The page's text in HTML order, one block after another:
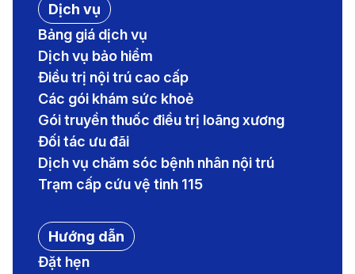
Dịch vụ
Bảng giá dịch vụ
Dịch vụ bảo hiểm
Điều trị nội trú cao cấp
Các gói khám sức khoẻ
Gói truyền thuốc điều trị loãng xương
Đối tác ưu đãi
Dịch vụ chăm sóc bệnh nhân nội trú
Trạm cấp cứu vệ tinh 115
Hướng dẫn
Đặt hẹn